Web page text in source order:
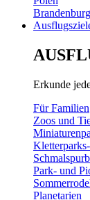
Brandenburg
Erkunde
Für Familien
Zoos und
Park- und
Planetarien